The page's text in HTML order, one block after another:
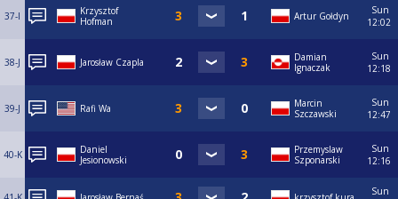
37-I
Krzysztof
Hofman
Artur Gołdyn
Sun
12:02
38-J Jarosław Czapla
Damian
Ignaczak
Sun
12:18
39-J Rafi Wa
Marcin
Szczawski
Sun
12:47
40-K
Daniel
Jesionowski
Przemyslaw
Szponarski
Sun
12:16
Sun